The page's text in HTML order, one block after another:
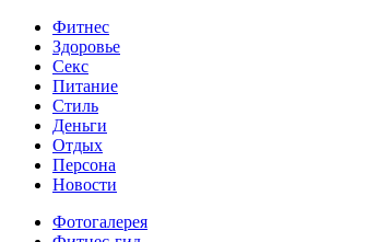
Фитнес
Здоровье
Секс
Питание
Стиль
Деньги
Отдых
Персона
Новости
Фотогалерея